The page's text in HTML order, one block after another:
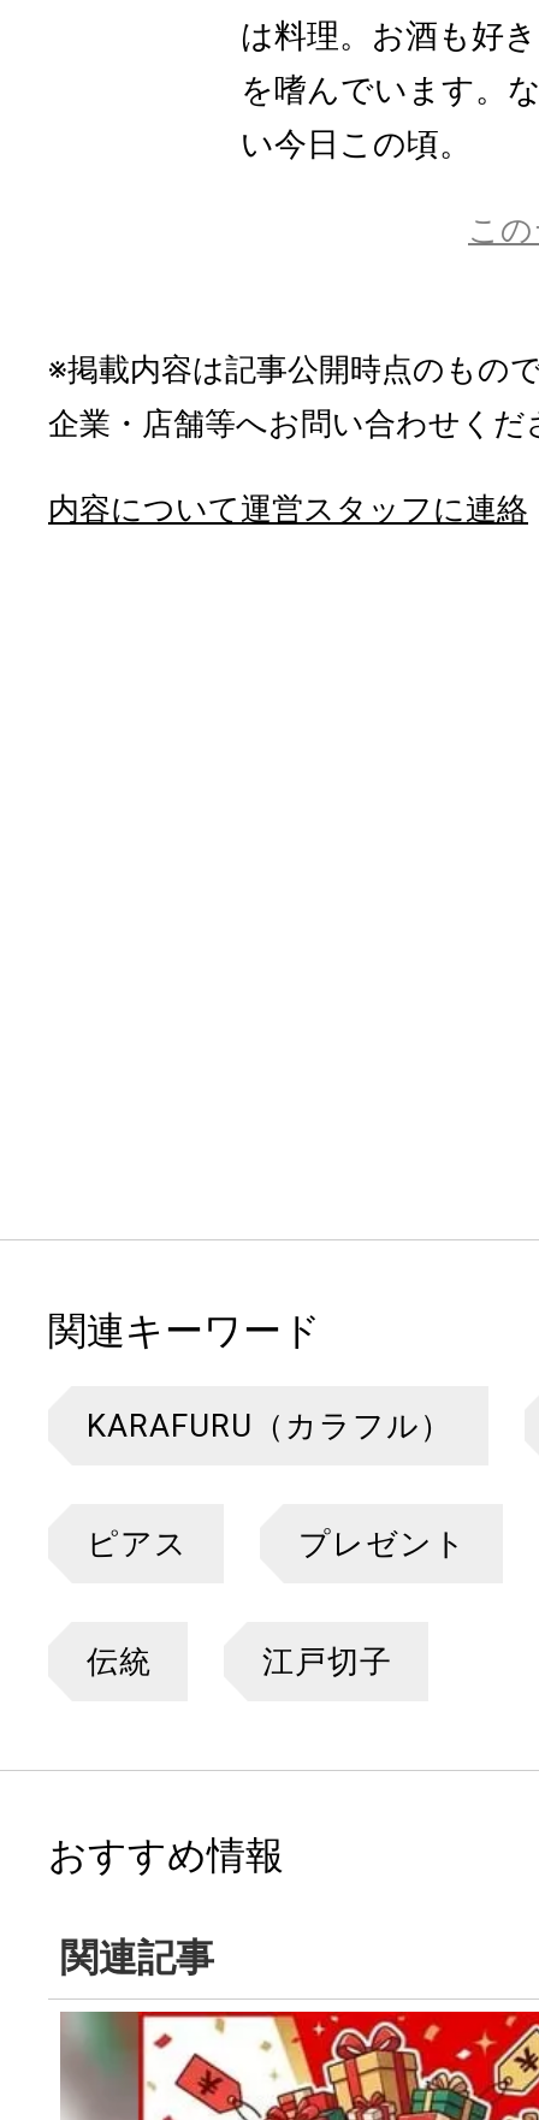
は料理。お酒も好
を嗜んでいます。
い今日この頃。
こ
※掲載内容は記事公開時点のもの
企業・店舗等へお問い合わせくだ
内容について運営スタッフに連絡
関連キーワード
KARAFURU（カラフル）
ピアス プレゼント
伝統 江戸切子
おすすめ情報
関連記事